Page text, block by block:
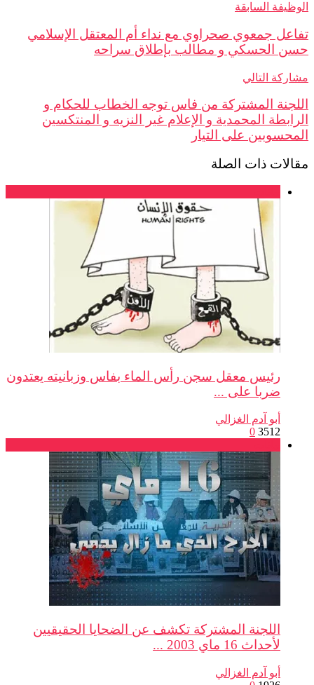
السابقة
جمعوي صحراوي مع نداء أم المعتقل الإسلامي
الحسكي و مطالب بإطلاق سراحه
التالي
المشتركة من فاس توجه الخطاب للحكام و
المحمدية و الإعلام غير النزيه و المنتكسين
على التيار
ذات الصلة
بيانات
رئيس معقل سجن رأس الماء بفاس وزبانيته يعتدون
ضربا على ...
أبو آدم الغزالي
3512
0
بيانات
اللجنة المشتركة تكشف عن الضحايا الحقيقيين
لأحداث 16 ماي 2003 ...
أبو آدم الغزالي